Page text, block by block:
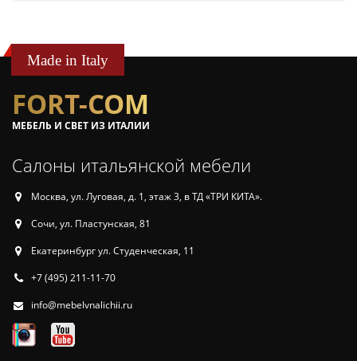
Made in Italy
FORT-COM
МЕБЕЛЬ И СВЕТ ИЗ ИТАЛИИ
Салоны итальянской мебели
Москва, ул. Луговая, д. 1, этаж 3, в ТД «ТРИ КИТА».
Сочи, ул. Пластунская, 81
Екатеринбург ул. Студенческая, 11
+7 (495) 211-11-70
info@mebelvnalichii.ru